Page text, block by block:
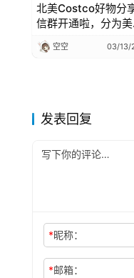
北美Costco好物分
信群开通啦，分为美
群和加拿大群欢迎加
入！空空 03/13/
发表回复
*昵称：
*邮箱：